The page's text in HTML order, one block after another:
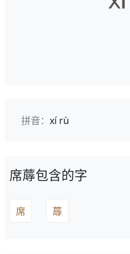
拼音： xí rù
席蓐包含的字
席 蓐